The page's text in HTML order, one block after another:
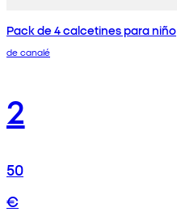
Pack de 4 calcetines para niño
de canalé
2
50
€